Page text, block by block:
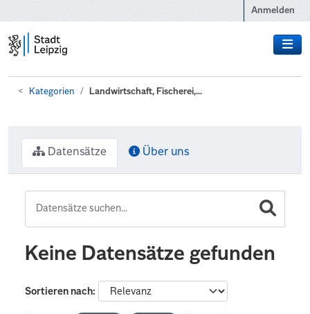
Anmelden
Kategorien Landwirtschaft, Fischerei,...
Datensätze Über uns
Keine Datensätze gefunden
Sortieren nach